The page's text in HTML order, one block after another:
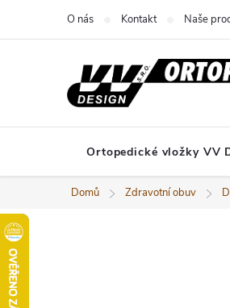
O nás Kontakt Naše
Ortopedické vložky VV
Domů Zdravotní obuv